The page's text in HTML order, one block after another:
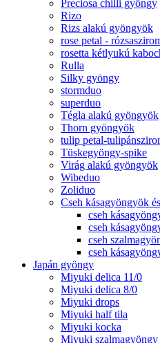
Preciosa chilli gyöngy
Rizo
Rizs alakú gyöngyök
rose petal -
rosetta kétlyukú
Rulla
Silky gyöngy
stormduo
superduo
Tégla alakú gyöngyök
Thorn gyöngyök
tulip petal-
Tüskegyöngy-spike
Virág alakú gyöngyök
Wibeduo
Zoliduo
Cseh kásagyöngyök
cseh
cseh
cseh
cseh
Japán gyöngy
Miyuki delica 11/0
Miyuki delica 8/0
Miyuki drops
Miyuki half tila
Miyuki kocka
Miyuki szalmagyöngy